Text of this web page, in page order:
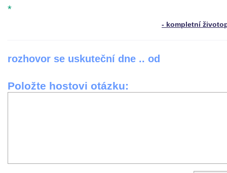
*
- kompletní
rozhovor se uskuteční dne .. od
Položte hostovi otázku: